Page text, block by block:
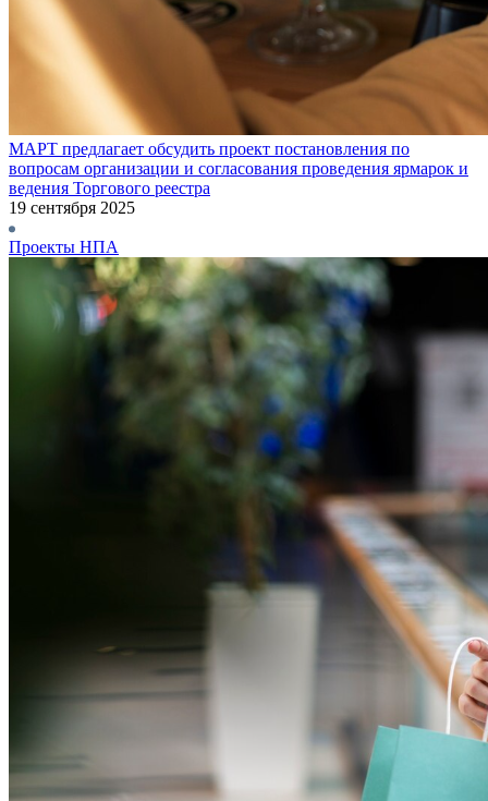
МАРТ предлагает обсудить проект постановления по
вопросам организации и согласования проведения ярмарок и
ведения Торгового реестра
19 сентября 2025
Проекты НПА